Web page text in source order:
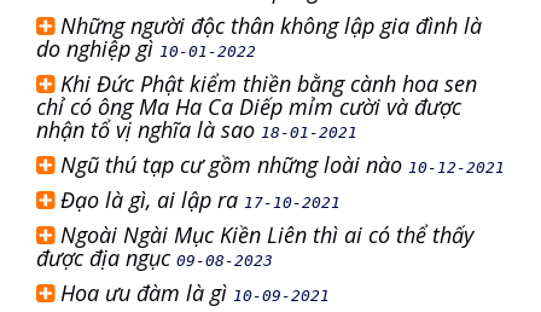
Những người độc thân không lập gia đình là
do nghiệp gì 10-01-2022
Khi Đức Phật kiểm thiền bằng cành hoa sen
chỉ có ông Ma Ha Ca Diếp mỉm cười và được
nhận tổ vị nghĩa là sao 18-01-2021
Ngũ thú tạp cư gồm những loài nào 10-12-2021
Đạo là gì, ai lập ra 17-10-2021
Ngoài Ngài Mục Kiền Liên thì ai có thể thấy
được địa ngục 09-08-2023
Hoa ưu đàm là gì 10-09-2021